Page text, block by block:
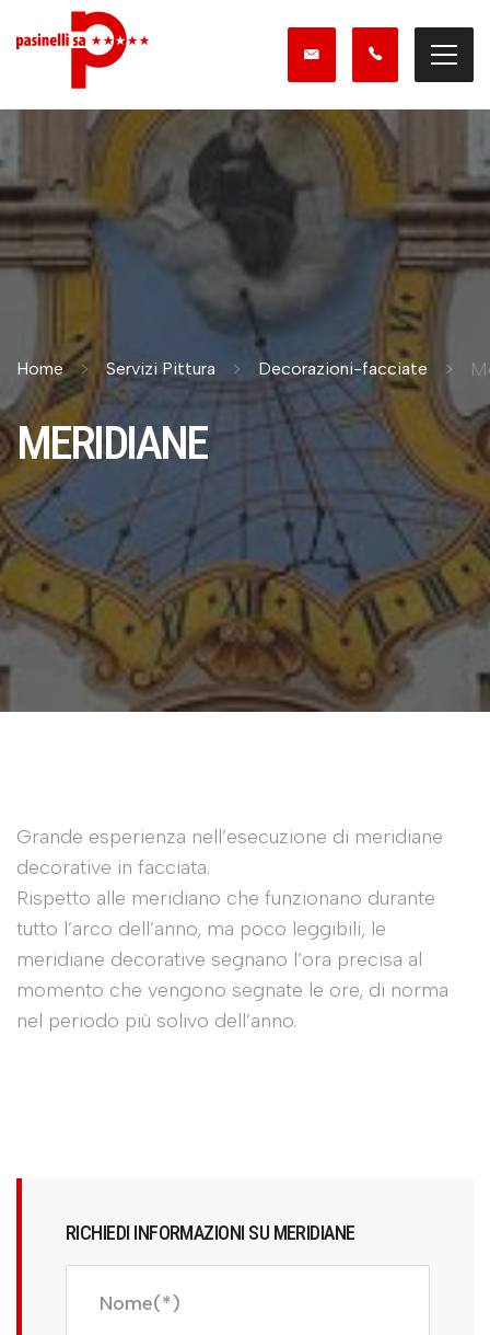
Home Servizi Pittura Decorazioni-facciate
MERIDIANE
Grande esperienza nell’esecuzione di meridiane
decorative in facciata.
Rispetto alle meridiano che funzionano durante
tutto l’arco dell’anno, ma poco leggibili, le
meridiane decorative segnano l’ora precisa al
momento che vengono segnate le ore, di norma
nel periodo più solivo dell’anno.
RICHIEDI INFORMAZIONI SU MERIDIANE